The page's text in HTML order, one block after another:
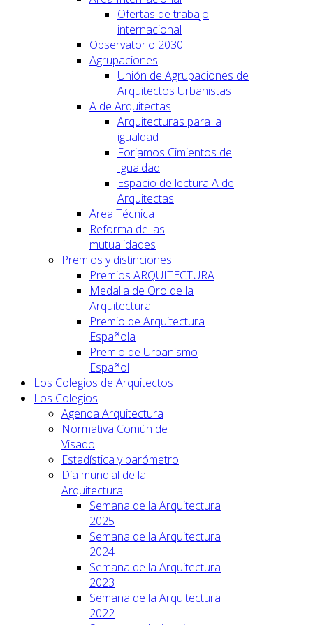
Ofertas de trabajo
internacional
Observatorio 2030
Agrupaciones
Unión de Agrupaciones de
Arquitectos Urbanistas
A de Arquitectas
Arquitecturas para la
igualdad
Forjamos Cimientos de
Igualdad
Espacio de lectura A de
Arquitectas
Area Técnica
Reforma de las
mutualidades
Premios y distinciones
Premios ARQUITECTURA
Medalla de Oro de la
Arquitectura
Premio de Arquitectura
Española
Premio de Urbanismo
Español
Los Colegios de Arquitectos
Los Colegios
Agenda Arquitectura
Normativa Común de
Visado
Estadística y barómetro
Día mundial de la
Arquitectura
Semana de la Arquitectura
2025
Semana de la Arquitectura
2024
Semana de la Arquitectura
2023
Semana de la Arquitectura
2022